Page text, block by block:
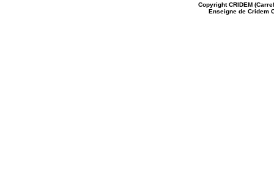
CopyrightCRIDEM
Enseigne de Cridem